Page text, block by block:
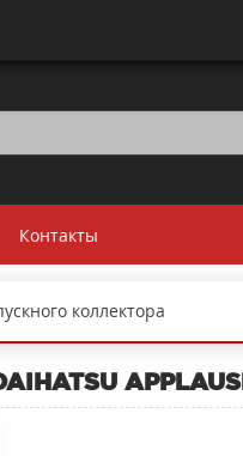
Контакты
коллектора